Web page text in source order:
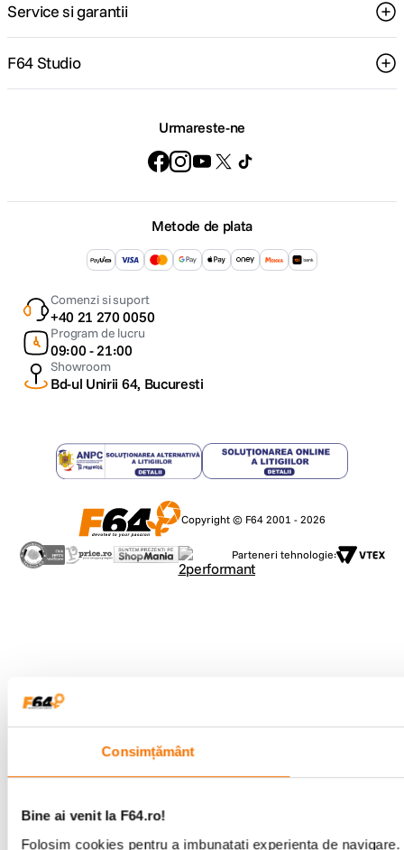
Consimțământ
Bine ai venit la F64.ro!
Folosim cookies pentru a imbunatati experienta de
Service si garantii
F64 Studio
Urmareste-ne
Metode de plata
Comenzi si suport
+40 21 270 0050
Program de lucru
09:00 - 21:00
Showroom
Bd-ul Unirii 64, Bucuresti
Copyright © F64 2001 - 2026
Parteneri tehnologie: